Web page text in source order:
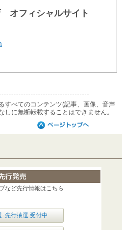
オフィシャルサイト
すべてのコンテンツ(記事、画像、音声
に無断転載することはできません。
など先行情報はこちら
･先行抽選 受付中